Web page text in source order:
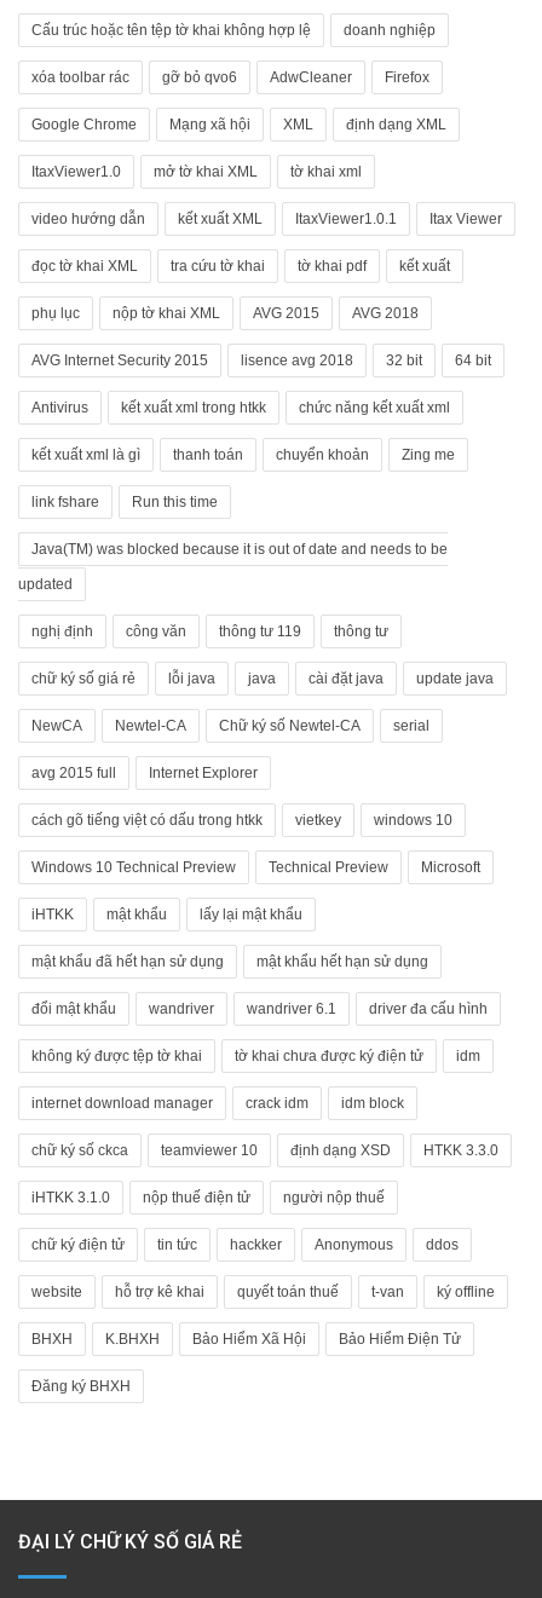
Cấu trúc hoặc tên tệp tờ khai không hợp lệ doanh nghiệp
xóa toolbar rác gỡ bỏ qvo6 AdwCleaner Firefox
Google Chrome Mạng xã hội XML định dạng XML
ItaxViewer1.0 mở tờ khai XML tờ khai xml
video hướng dẫn kết xuất XML ItaxViewer1.0.1 Itax Viewer
đọc tờ khai XML tra cứu tờ khai tờ khai pdf kết xuất
phụ lục nộp tờ khai XML AVG 2015 AVG 2018
AVG Internet Security 2015 lisence avg 2018 32 bit 64 bit
Antivirus kết xuất xml trong htkk chức năng kết xuất xml
kết xuất xml là gì thanh toán chuyển khoản Zing me
link fshare Run this time
Java(TM) was blocked because it is out of date and needs to be
updated
nghị định công văn thông tư 119 thông tư
chữ ký số giá rẻ lỗi java java cài đặt java update java
NewCA Newtel-CA Chữ ký số Newtel-CA serial
avg 2015 full Internet Explorer
cách gõ tiếng việt có dấu trong htkk vietkey windows 10
Windows 10 Technical Preview Technical Preview Microsoft
iHTKK mật khẩu lấy lại mật khẩu
mật khẩu đã hết hạn sử dụng mật khẩu hết hạn sử dụng
đổi mật khẩu wandriver wandriver 6.1 driver đa cấu hình
không ký được tệp tờ khai tờ khai chưa được ký điện tử idm
internet download manager crack idm idm block
chữ ký số ckca teamviewer 10 định dạng XSD HTKK 3.3.0
iHTKK 3.1.0 nộp thuế điện tử người nộp thuế
chữ ký điện tử tin tức hackker Anonymous ddos
website hỗ trợ kê khai quyết toán thuế t-van ký offline
BHXH K.BHXH Bảo Hiểm Xã Hội Bảo Hiểm Điện Tử
Đăng ký BHXH
ĐẠI LÝ CHỮ KÝ SỐ GIÁ RẺ